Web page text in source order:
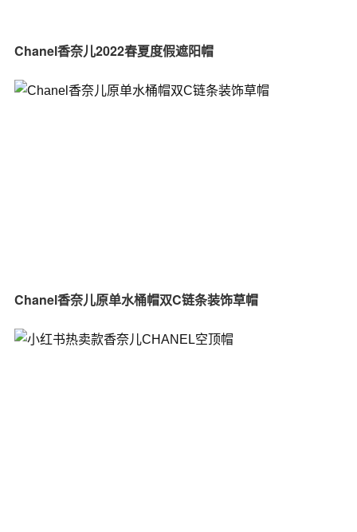
Chanel香奈儿2022春夏度假遮阳帽
Chanel香奈儿原单水桶帽双C链条装饰草帽